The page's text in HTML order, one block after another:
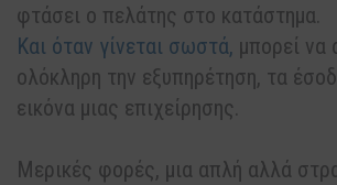
φτάσει ο πελάτης στο κατάστημα.
Και όταν γίνεται σωστά, μπορεί να
ολόκληρη την εξυπηρέτηση, τα
εικόνα μιας επιχείρησης.
Μερικές φορές, μια απλή αλλά